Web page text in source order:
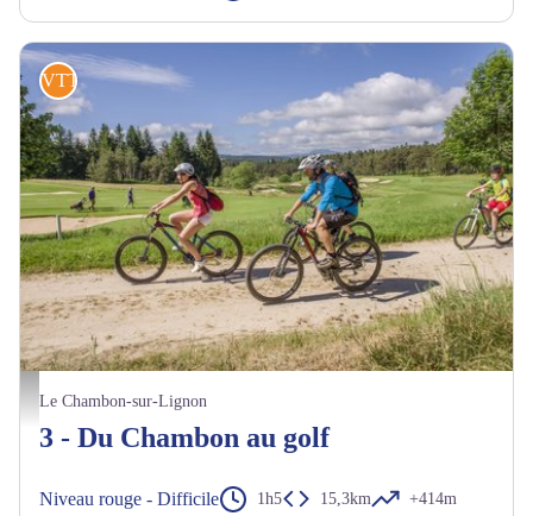
À deux pas du parcours de golf - Luc Olivier
VTT
Le Chambon-sur-Lignon
3 - Du Chambon au golf
Niveau rouge - Difficile 1h5 15,3km +414m